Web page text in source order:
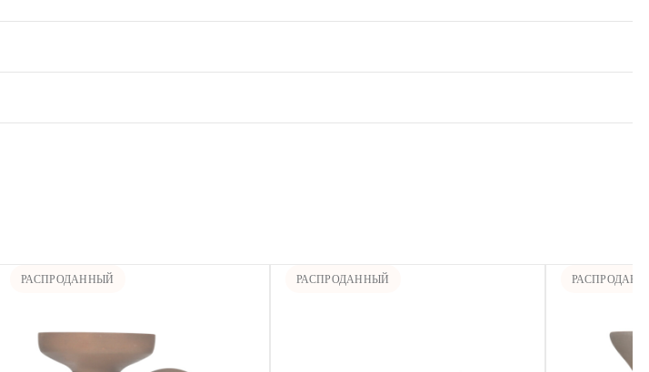
РАСПРОДАННЫЙ РАСПРОДАННЫЙ